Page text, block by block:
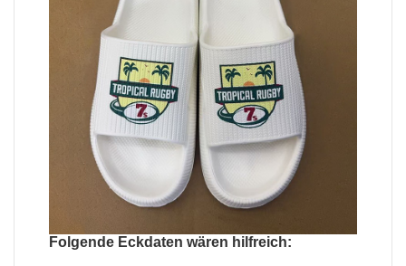
Folgende Eckdaten wären hilfreich: